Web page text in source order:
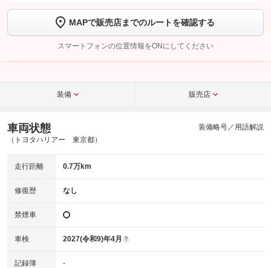
トーク画面で
ボタンをタップして問い合わせを
完了してください。
こちら
MAPで販売店までのルートを確認する
スマートフォンの位置情報をONにしてください
装備 販売店
車両状態
（トヨタハリアー 東京都）
装備略号／用語解説
走行距離 0.7万km
修復歴 なし
禁煙車
車検 2027(令和9)年4月 ?
記録簿 -